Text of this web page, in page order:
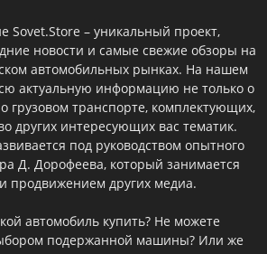
Sovet.Store – уникальный проект,
новости и самые свежие обзоры на
автомобильных рынках. На нашем
актуальную информацию не только о
грузовом транспорте, комплектующих,
других интересующих вас тематик.
под руководством опытного
Д. Дорофеева, который занимается
продвижением других медиа.
автомобиль купить? Не можете
подержанной машины? Или же